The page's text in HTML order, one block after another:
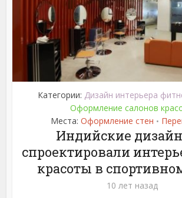
Категории: Дизайн интерьера
Оформление салонов
Места: Оформление стен •
Индийские
спроектировали
красоты в
10 лет назад